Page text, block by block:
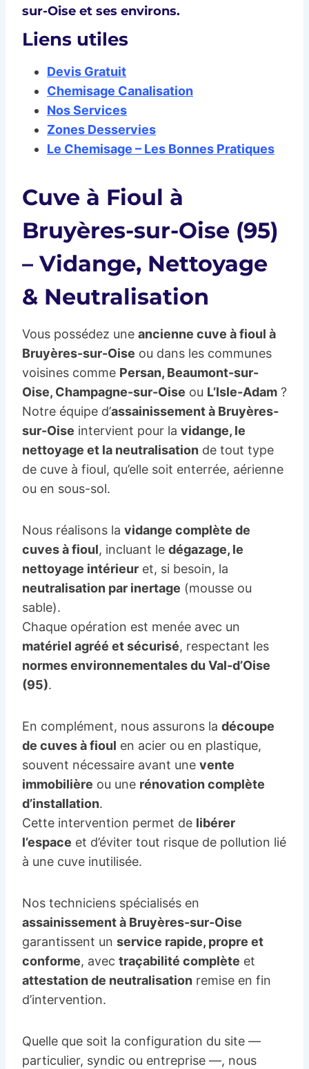
sur-Oise et ses environs.
Liens utiles
Devis Gratuit
Chemisage Canalisation
Nos Services
Zones Desservies
Le Chemisage – Les Bonnes Pratiques
Cuve à Fioul à
Bruyères-sur-Oise (95)
– Vidange, Nettoyage
& Neutralisation
Vous possédez une ancienne cuve à fioul à
Bruyères-sur-Oise ou dans les communes
voisines comme Persan, Beaumont-sur-
Oise, Champagne-sur-Oise ou L’Isle-Adam ?
Notre équipe d’assainissement à Bruyères-
sur-Oise intervient pour la vidange, le
nettoyage et la neutralisation de tout type
de cuve à fioul, qu’elle soit enterrée, aérienne
ou en sous-sol.
Nous réalisons la vidange complète de
cuves à fioul, incluant le dégazage, le
nettoyage intérieur et, si besoin, la
neutralisation par inertage (mousse ou
sable).
Chaque opération est menée avec un
matériel agréé et sécurisé, respectant les
normes environnementales du Val-d’Oise
(95).
En complément, nous assurons la découpe
de cuves à fioul en acier ou en plastique,
souvent nécessaire avant une vente
immobilière ou une rénovation complète
d’installation.
Cette intervention permet de libérer
l’espace et d’éviter tout risque de pollution lié
à une cuve inutilisée.
Nos techniciens spécialisés en
assainissement à Bruyères-sur-Oise
garantissent un service rapide, propre et
conforme, avec traçabilité complète et
attestation de neutralisation remise en fin
d’intervention.
Quelle que soit la configuration du site —
particulier, syndic ou entreprise —, nous